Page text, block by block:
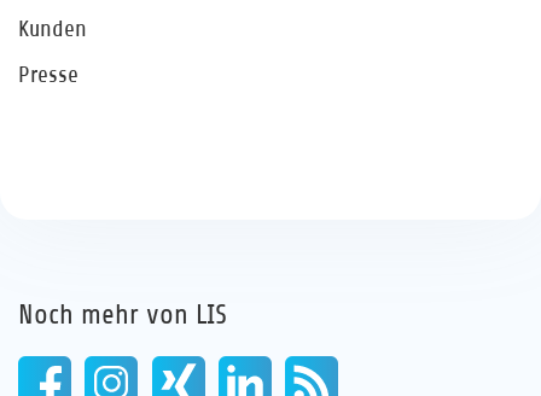
Kunden
Presse
Noch mehr von LIS